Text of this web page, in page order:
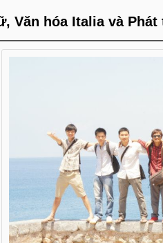
Văn hóa Italia và